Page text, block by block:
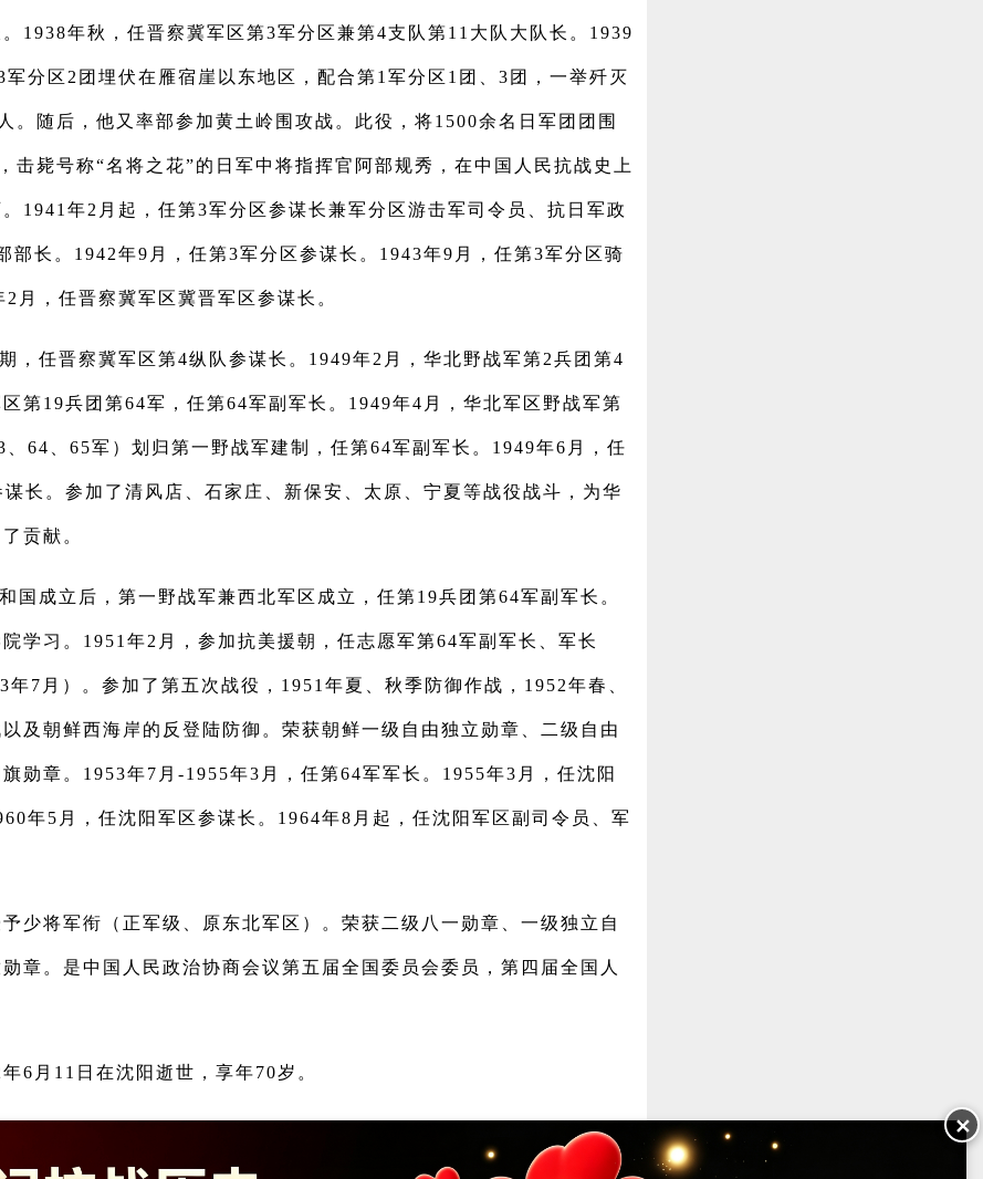
1938年秋，任晋察冀军区第3军分区兼第4支队第11大队大队长。1939
军分区2团埋伏在雁宿崖以东地区，配合第1军分区1团、3团，一举歼灭
。随后，他又率部参加黄土岭围攻战。此役，将1500余名日军团团围
击毙号称“名将之花”的日军中将指挥官阿部规秀，在中国人民抗战史上
1941年2月起，任第3军分区参谋长兼军分区游击军司令员、抗日军政
部长。1942年9月，任第3军分区参谋长。1943年9月，任第3军分区骑
月，任晋察冀军区冀晋军区参谋长。
，任晋察冀军区第4纵队参谋长。1949年2月，华北野战军第2兵团第4
第19兵团第64军，任第64军副军长。1949年4月，华北军区野战军第
、64、65军）划归第一野战军建制，任第64军副军长。1949年6月，任
长。参加了清风店、石家庄、新保安、太原、宁夏等战役战斗，为华
贡献。
国成立后，第一野战军兼西北军区成立，任第19兵团第64军副军长。
学习。1951年2月，参加抗美援朝，任志愿军第64军副军长、军长
年7月）。参加了第五次战役，1951年夏、秋季防御作战，1952年春、
及朝鲜西海岸的反登陆防御。荣获朝鲜一级自由独立勋章、二级自由
勋章。1953年7月-1955年3月，任第64军军长。1955年3月，任沈阳
年5月，任沈阳军区参谋长。1964年8月起，任沈阳军区副司令员、军
少将军衔（正军级、原东北军区）。荣获二级八一勋章、一级独立自
章。是中国人民政治协商会议第五届全国委员会委员，第四届全国人
6月11日在沈阳逝世，享年70岁。
✕